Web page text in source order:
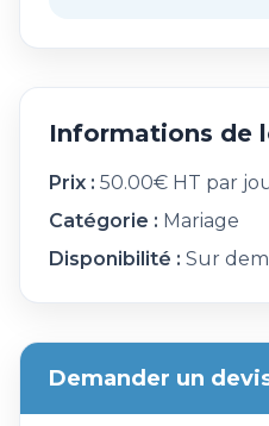
Informations de
Prix : 50.00€ HT par
Catégorie : Mariage
Disponibilité : Sur
Demander un